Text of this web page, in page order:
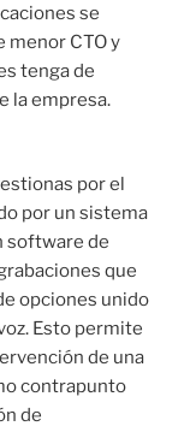
se
menor CTO y
tenga de
la empresa.
por el
por un sistema
software de
que
opciones unido
Esto permite
de una
contrapunto
de